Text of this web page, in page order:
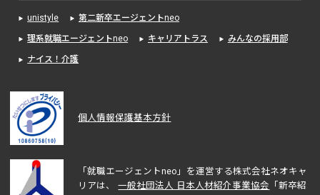
unistyle 第二新卒エージェントneo
理系就職エージェントneo キャリアトラス みんなの採用部
ナイス！介護
個人情報保護基本方針
「就職エージェントneo」を運営する株式会社ネオキャ
リアは、
一般社団法人 日本人材紹介事業協会 「新卒紹